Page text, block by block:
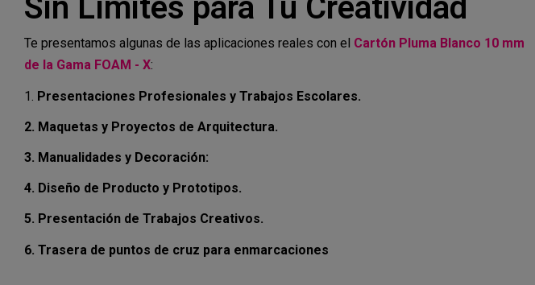
Sin Límites para Tu Creatividad
Te presentamos algunas de las aplicaciones reales con el Cartón Pluma Blanco 10 mm
de la Gama FOAM - X:
1. Presentaciones Profesionales y Trabajos Escolares.
2. Maquetas y Proyectos de Arquitectura.
3. Manualidades y Decoración:
4. Diseño de Producto y Prototipos.
5. Presentación de Trabajos Creativos.
6. Trasera de puntos de cruz para enmarcaciones